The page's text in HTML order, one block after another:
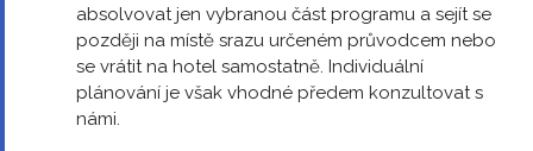
absolvovat jen vybranou část programu a sejít se
později na místě srazu určeném průvodcem nebo
se vrátit na hotel samostatně. Individuální
plánování je však vhodné předem konzultovat s
námi.